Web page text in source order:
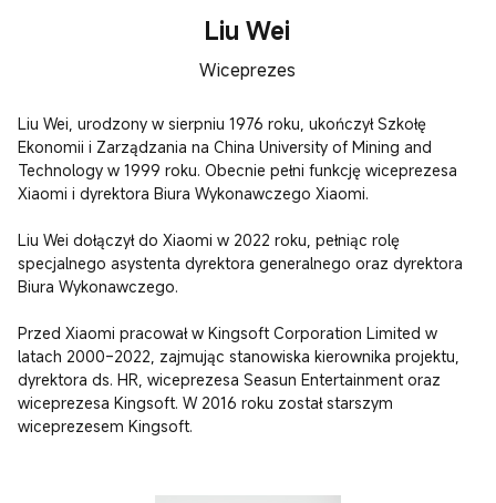
Liu Wei
Wiceprezes
Liu Wei, urodzony w sierpniu 1976 roku, ukończył Szkołę
Ekonomii i Zarządzania na China University of Mining and
Technology w 1999 roku. Obecnie pełni funkcję wiceprezesa
Xiaomi i dyrektora Biura Wykonawczego Xiaomi.
Liu Wei dołączył do Xiaomi w 2022 roku, pełniąc rolę
specjalnego asystenta dyrektora generalnego oraz dyrektora
Biura Wykonawczego.
Przed Xiaomi pracował w Kingsoft Corporation Limited w
latach 2000–2022, zajmując stanowiska kierownika projektu,
dyrektora ds. HR, wiceprezesa Seasun Entertainment oraz
wiceprezesa Kingsoft. W 2016 roku został starszym
wiceprezesem Kingsoft.